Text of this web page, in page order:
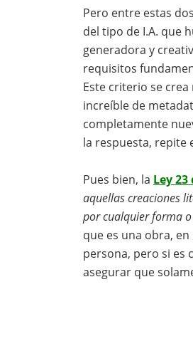
Pero entre estas
del tipo de I.A. que
generadora y
requisitos
Este criterio se
increíble de
completamente
la respuesta, repite
Pues bien, la Ley 23
aquellas creaciones
por cualquier forma
que es una obra,
persona, pero si es
asegurar que